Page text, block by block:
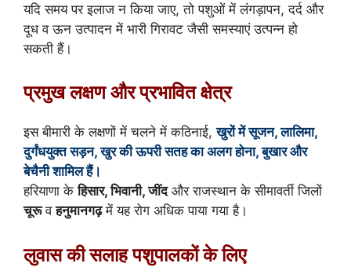
यदि समय पर इलाज न किया जाए, तो पशुओं में लंगड़ापन, दर्द और
दूध व ऊन उत्पादन में भारी गिरावट जैसी समस्याएं उत्पन्न हो
सकती हैं।
प्रमुख लक्षण और प्रभावित क्षेत्र
इस बीमारी के लक्षणों में चलने में कठिनाई,खुरों में सूजन, लालिमा,
दुर्गंधयुक्त सड़न, खुर की ऊपरी सतह का अलग होना, बुखार और
बेचैनी शामिल हैं।
हरियाणा केहिसार, भिवानी, जींदऔर राजस्थान के सीमावर्ती जिलों
चूरूवहनुमानगढ़में यह रोग अधिक पाया गया है।
लुवास की सलाह पशुपालकों के लिए